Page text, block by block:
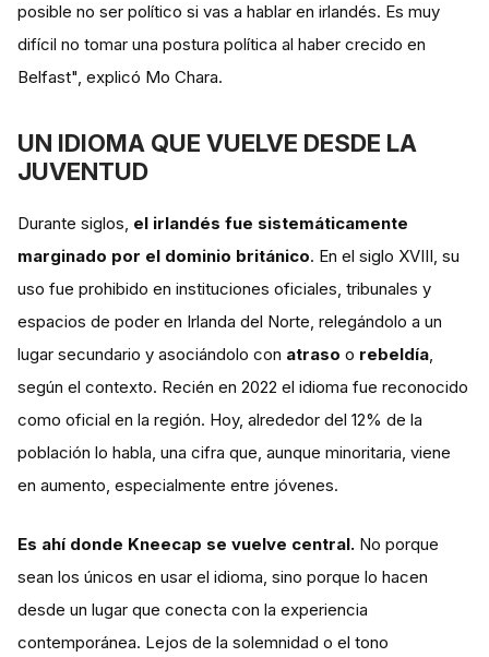
posible no ser político si vas a hablar en irlandés. Es muy
difícil no tomar una postura política al haber crecido en
Belfast", explicó Mo Chara.
UN IDIOMA QUE VUELVE DESDE LA
JUVENTUD
Durante siglos, el irlandés fue sistemáticamente
marginado por el dominio británico. En el siglo XVIII, su
uso fue prohibido en instituciones oficiales, tribunales y
espacios de poder en Irlanda del Norte, relegándolo a un
lugar secundario y asociándolo con atraso o rebeldía,
según el contexto. Recién en 2022 el idioma fue reconocido
como oficial en la región. Hoy, alrededor del 12% de la
población lo habla, una cifra que, aunque minoritaria, viene
en aumento, especialmente entre jóvenes.
Es ahí donde Kneecap se vuelve central. No porque
sean los únicos en usar el idioma, sino porque lo hacen
desde un lugar que conecta con la experiencia
contemporánea. Lejos de la solemnidad o el tono